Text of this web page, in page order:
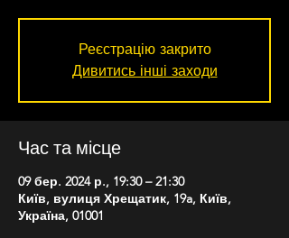
Реєстрацію закрито
Дивитись інші заходи
Час та місце
09 бер. 2024 р., 19:30 – 21:30
Київ, вулиця Хрещатик, 19a, Київ,
Україна, 01001